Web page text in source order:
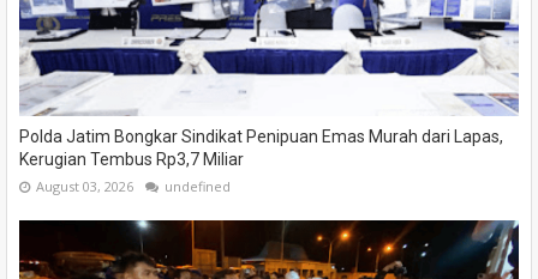
Polda Jatim Bongkar Sindikat Penipuan Emas Murah dari Lapas,
Kerugian Tembus Rp3,7 Miliar
August 03, 2026 undefined